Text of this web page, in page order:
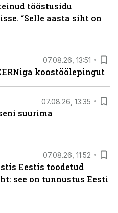
tööstusidu
“Selle aasta siht on
07.08.26, 13:51
koostöölepingut
07.08.26, 13:35
suurima
07.08.26, 11:52
Eestis toodetud
see on tunnustus Eesti